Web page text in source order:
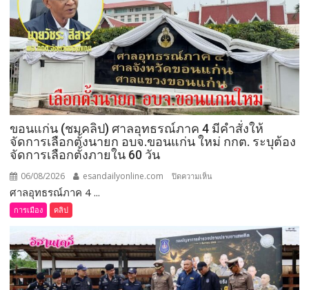
ลงพื้น
ที่
จังหวัด
เลย
มอบ
5
ข้อ
สั่ง
การ
ยก
เปิด
งาน
เทศกาล
กิน
ขอนแก่น (ชมคลิป) ศาลอุทธรณ์ภาค 4 มีคำสั่งให้
จัดการเลือกตั้งนายก อบจ.ขอนแก่น ใหม่ กกต. ระบุต้อง
จัดการเลือกตั้งภายใน 60 วัน
06/08/2026 esandailyonline.com ปิดความเห็น
ศาล
อุทธรณ์
ภาค 4 มี
คำ
ศาลอุทธรณ์ภาค 4 ...
การเมือง คลิป